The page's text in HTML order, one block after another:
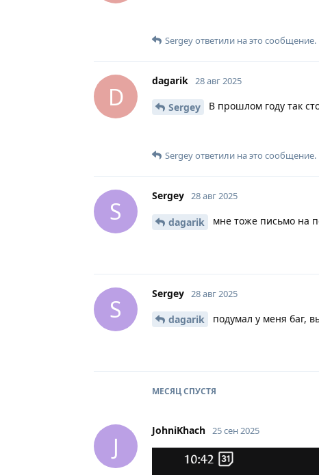
Sergeyответили на это сообщение.
D
dagarik 28 авг 2025
Sergey В прошлом году так
Sergeyответили на это сообщение.
S
Sergey 28 авг 2025
dagarik мне тоже письмо на
S
Sergey 28 авг 2025
dagarik подумал у меня баг,
МЕСЯЦСПУСТЯ
J
JohniKhach 25 сен 2025